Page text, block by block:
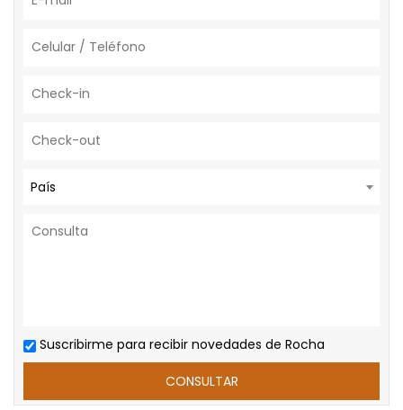
País
Suscribirme para recibir novedades de Rocha